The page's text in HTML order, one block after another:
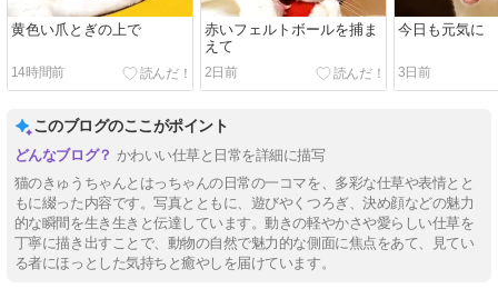
黄色い爪とぎの上で
14時間前
赤いフェルトボールを捕ま
えて
2日前
今日も元気に
3日前
このブログのここがポイント
かわいい仕草と日常を詳細に描写
猫のきゅうちゃんとはっちゃんの日常の一コマを、多彩な仕草や表情とと
もに綴った内容です。写真とともに、遊びやくつろぎ、決め顔などの魅力
的な瞬間を生き生きと伝達しています。動きの軽やかさや愛らしい仕草を
丁寧に描き出すことで、動物の自然で魅力的な側面に焦点をあて、見てい
る者にほっとした気持ちと癒やしを届けています。